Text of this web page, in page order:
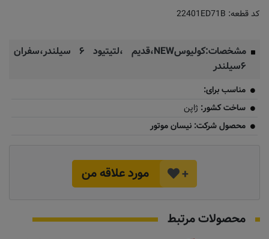
کد قطعه: 22401ED71B
مشخصات:کولیوسNEW،قدیم ،لتیتیود ۶ سیلندر،سفران
۶سیلندر
مناسب برای:
ساخت کشور: ژاپن
محصول شرکت: نیسان موتور
+ مورد علاقه من
محصولات مرتبط